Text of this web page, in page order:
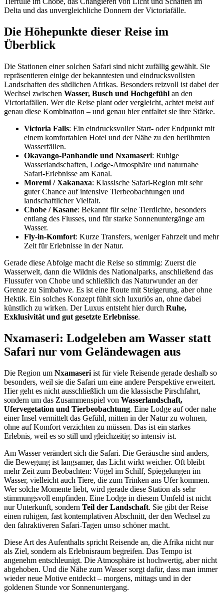
Delta und das unvergleichliche Donnern der Victoriafälle.
Die Höhepunkte dieser Reise im
Überblick
Die Stationen einer solchen Safari sind nicht zufällig gewählt. Sie
repräsentieren einige der bekanntesten und eindrucksvollsten
Landschaften des südlichen Afrikas. Besonders reizvoll ist dabei der
Wechsel zwischen Wasser, Busch und Hochgefühl an den
Victoriafällen. Wer die Reise plant oder vergleicht, achtet meist auf
genau diese Kombination – und genau hier entfaltet sie ihre Stärke.
Victoria Falls: Ein eindrucksvoller Start- oder Endpunkt mit
einem komfortablen Hotel und der Nähe zu den berühmten
Wasserfällen.
Okavango-Panhandle und Nxamaseri: Ruhige
Wasserlandschaften, Lodge-Atmosphäre und naturnahe
Safari-Erlebnisse am Kanal.
Moremi / Xakanaxa: Klassische Safari-Region mit sehr
guter Chance auf intensive Tierbeobachtungen und
landschaftlicher Vielfalt.
Chobe / Kasane: Bekannt für seine Tierdichte, besonders
entlang des Flusses, und für starke Sonnenuntergänge am
Wasser.
Fly-in-Komfort: Kurze Transfers, weniger Fahrzeit und mehr
Zeit für Erlebnisse in der Natur.
Gerade diese Abfolge macht die Reise so stimmig: Zuerst die
Wasserwelt, dann die Wildnis des Nationalparks, anschließend das
Flussufer von Chobe und schließlich das Naturwunder an der
Grenze zu Simbabwe. Es ist eine Route mit Steigerung, aber ohne
Hektik. Ein solches Konzept fühlt sich luxuriös an, ohne dabei
künstlich zu wirken. Der Luxus entsteht hier durch Ruhe,
Exklusivität und gut gesetzte Erlebnisse.
Nxamaseri: Lodgeleben am Wasser statt
Safari nur vom Geländewagen aus
Die Region um Nxamaseri ist für viele Reisende gerade deshalb so
besonders, weil sie die Safari um eine andere Perspektive erweitert.
Hier geht es nicht ausschließlich um die klassische Pirschfahrt,
sondern um das Zusammenspiel von Wasserlandschaft,
Ufervegetation und Tierbeobachtung. Eine Lodge auf oder nahe
einer Insel vermittelt das Gefühl, mitten in der Natur zu wohnen,
ohne auf Komfort verzichten zu müssen. Das ist ein starkes
Erlebnis, weil es so still und gleichzeitig so intensiv ist.
Am Wasser verändert sich die Safari. Die Geräusche sind anders,
die Bewegung ist langsamer, das Licht wirkt weicher. Oft bleibt
mehr Zeit zum Beobachten: Vögel im Schilf, Spiegelungen im
Wasser, vielleicht auch Tiere, die zum Trinken ans Ufer kommen.
Wer solche Momente liebt, wird gerade diese Station als sehr
stimmungsvoll empfinden. Eine Lodge in diesem Umfeld ist nicht
nur Unterkunft, sondern Teil der Landschaft. Sie gibt der Reise
einen ruhigen, fast kontemplativen Abschnitt, der den Wechsel zu
den fahraktiveren Safari-Tagen umso schöner macht.
Diese Art des Aufenthalts spricht Reisende an, die Afrika nicht nur
als Ziel, sondern als Erlebnisraum begreifen. Das Tempo ist
angenehm entschleunigt. Die Atmosphäre ist hochwertig, aber nicht
abgehoben. Und die Nähe zum Wasser sorgt dafür, dass man immer
wieder neue Motive entdeckt – morgens, mittags und in der
goldenen Stunde vor Sonnenuntergang.